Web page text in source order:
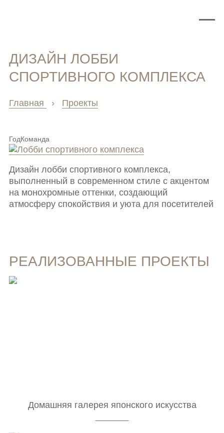
ДИЗАЙН ЛОББИ
СПОРТИВНОГО КОМПЛЕКСА
Главная › Проекты
Дизайн лобби спортивного комплекса,
выполненный в современном стиле с акцентом
на монохромные оттенки, создающий
атмосферу спокойствия и уюта для посетителей
ГодКоманда
РЕАЛИЗОВАННЫЕ ПРОЕКТЫ
Домашняя галерея японского искусства